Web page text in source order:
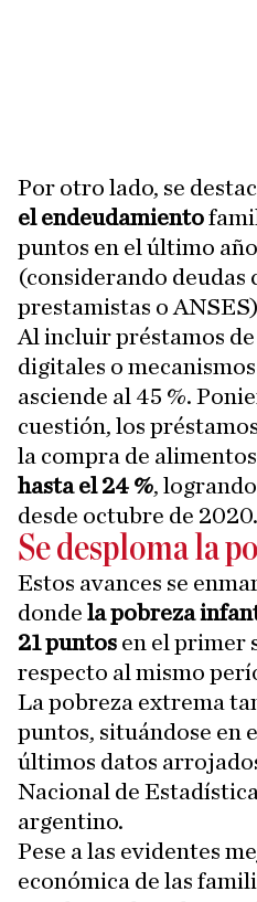
Por otro lado, se
el endeudamiento
puntos en el último
(considerando deudas
prestamistas o
Al incluir préstamos
digitales o
asciende al 45 %.
cuestión, los
la compra de alimentos
hasta el 24 %,
desde octubre de 2020.
Se desploma la
Estos avances se
donde la pobreza
21 puntos en el primer
respecto al mismo
La pobreza extrema
puntos, situándose en
últimos datos
Nacional de
argentino.
Pese a las evidentes
económica de las